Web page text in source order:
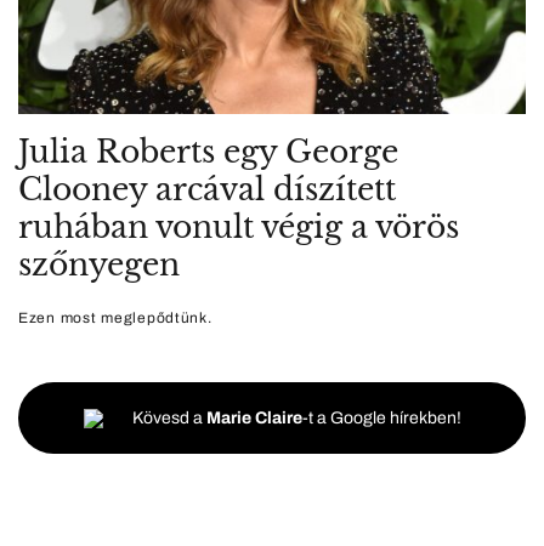
Julia Roberts egy George
Clooney arcával díszített
ruhában vonult végig a vörös
szőnyegen
Ezen most meglepődtünk.
Kövesd a Marie Claire-t a Google hírekben!